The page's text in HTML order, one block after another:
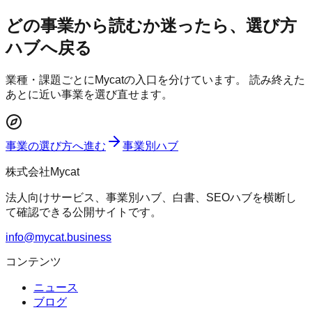
どの事業から読むか迷ったら、選び方
ハブへ戻る
業種・課題ごとにMycatの入口を分けています。 読み終えた
あとに近い事業を選び直せます。
事業の選び方へ進む 事業別ハブ
株式会社Mycat
法人向けサービス、事業別ハブ、白書、SEOハブを横断し
て確認できる公開サイトです。
info@mycat.business
コンテンツ
ニュース
ブログ